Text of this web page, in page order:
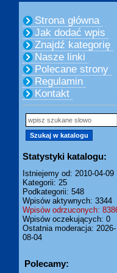
Strona główna
Jak dodać wpis
Znajdź kategorię
Nasze linki
Polecane strony
Regulamin
Kontakt
Statystyki katalogu:
Istniejemy od: 2010-04-09
Kategorii: 25
Podkategorii: 548
Wpisów aktywnych: 3344
Wpisów odrzuconych:
Wpisów oczekujących: 0
Ostatnia moderacja: 2026-
08-04
Polecamy: